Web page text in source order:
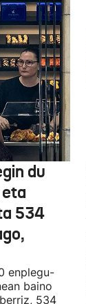
du
534
enplegu-
baino
534